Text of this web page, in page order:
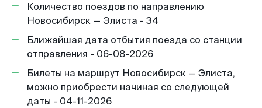
Количество поездов по направлению
Новосибирск — Элиста - 34
Ближайшая дата отбытия поезда со станции
отправления - 06-08-2026
Билеты на маршрут Новосибирск — Элиста,
можно приобрести начиная со следующей
даты - 04-11-2026